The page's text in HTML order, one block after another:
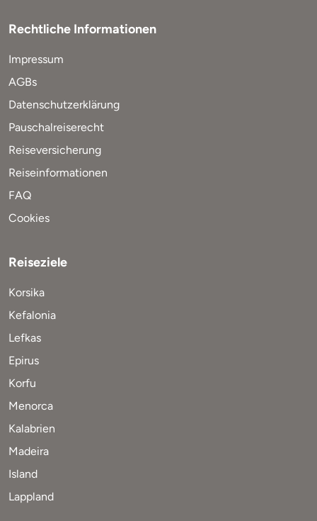
Rechtliche Informationen
Impressum
AGBs
Datenschutzerklärung
Pauschalreiserecht
Reiseversicherung
Reiseinformationen
FAQ
Cookies
Reiseziele
Korsika
Kefalonia
Lefkas
Epirus
Korfu
Menorca
Kalabrien
Madeira
Island
Lappland